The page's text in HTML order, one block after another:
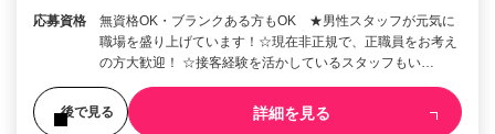
応募資格
無資格OK・ブランクある方もOK ★男性スタッフが元気に
職場を盛り上げています！☆現在非正規で、正職員をお考え
の方大歓迎！ ☆接客経験を活かしているスタッフもい…
後で見る 詳細を見る